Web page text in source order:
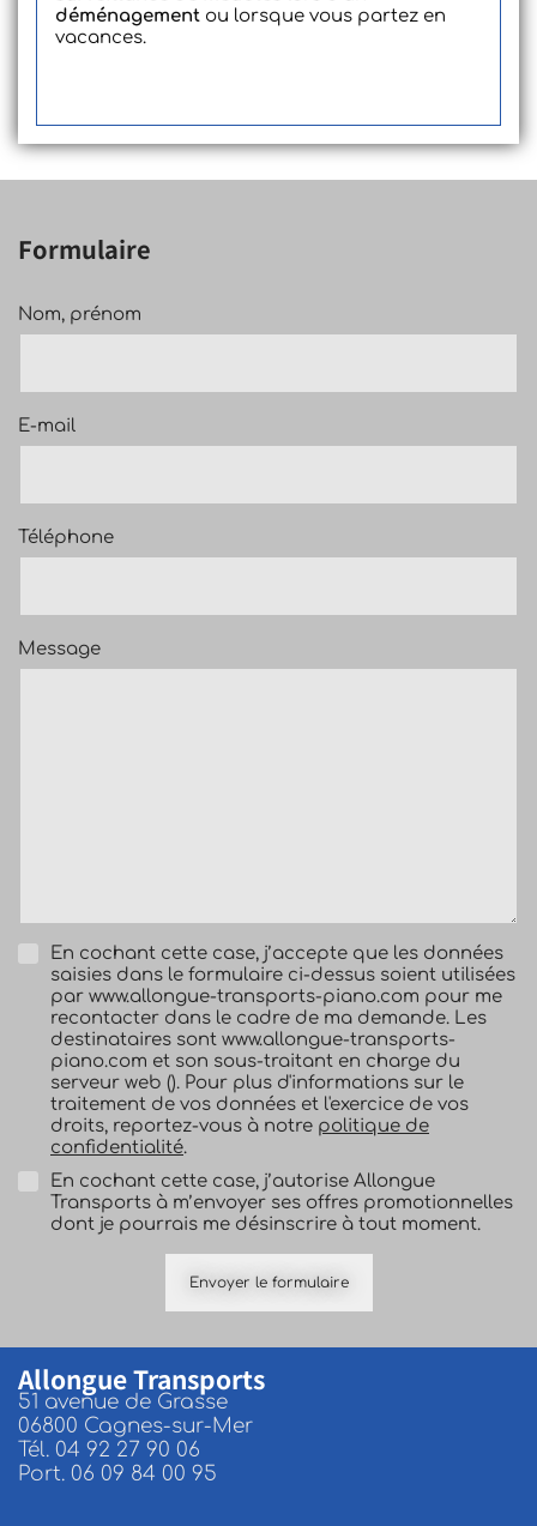
déménagement ou lorsque vous partez en
vacances.
Formulaire
Nom, prénom
E-mail
Téléphone
Message
En cochant cette case, j’accepte que les données
saisies dans le formulaire ci-dessus soient utilisées
par www.allongue-transports-piano.com pour me
recontacter dans le cadre de ma demande. Les
destinataires sont www.allongue-transports-
piano.com et son sous-traitant en charge du
serveur web (). Pour plus d'informations sur le
traitement de vos données et l'exercice de vos
droits, reportez-vous à notre politique de
confidentialité.
En cochant cette case, j’autorise Allongue
Transports à m’envoyer ses offres promotionnelles
dont je pourrais me désinscrire à tout moment.
Envoyer le formulaire
Allongue Transports
51 avenue de Grasse
06800 Cagnes-sur-Mer
Tél. 04 92 27 90 06
Port. 06 09 84 00 95